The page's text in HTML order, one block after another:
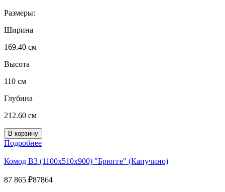
Размеры:
Ширина
169.40 см
Высота
110 см
Глубина
212.60 см
Подробнее
Комод В3 (1100х510х900) "Брюгге" (Капучино)
87 865 ₽87864